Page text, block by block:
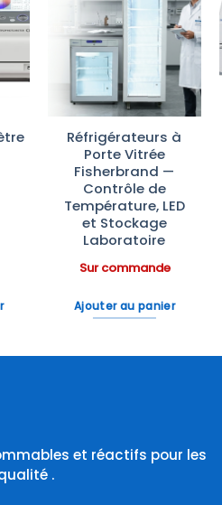
Ajouter
à la liste
d’envies
Réfrigérateurs à
Porte Vitrée
Fisherbrand —
Contrôle de
Température, LED
et Stockage
Laboratoire
Sur commande
Ajouter au panier
et réactifs pour les
.